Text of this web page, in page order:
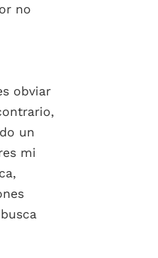
no
obviar
un
mi